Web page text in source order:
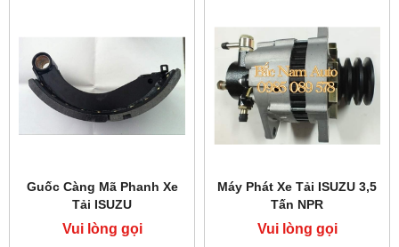
Guốc Càng Mã Phanh Xe
Tải ISUZU
Vui lòng gọi
Máy Phát Xe Tải ISUZU 3,5
Tấn NPR
Vui lòng gọi